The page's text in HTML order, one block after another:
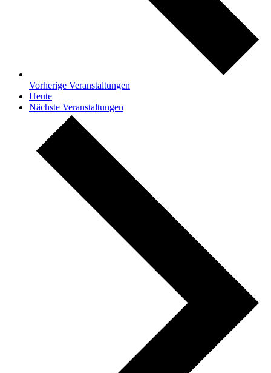
Vorherige Veranstaltungen
Heute
Nächste Veranstaltungen